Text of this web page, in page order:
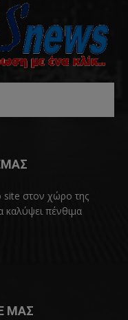
site στον χώρο της
καλύψει πένθιμα
ΜΑΣ